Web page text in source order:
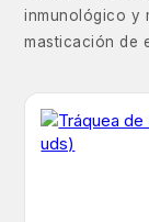
inmunológico y
masticación de